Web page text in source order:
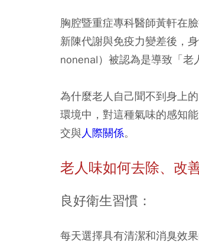
胸腔暨重症專科醫師黃軒在
新陳代謝與免疫力變差後，
nonenal）被認為是導致「老
為什麼老人自己聞不到身上
環境中，對這種氣味的感知
交與 人際關係。
老人味如何去除、改
良好衛生習慣：
每天選擇具有清潔和消臭效